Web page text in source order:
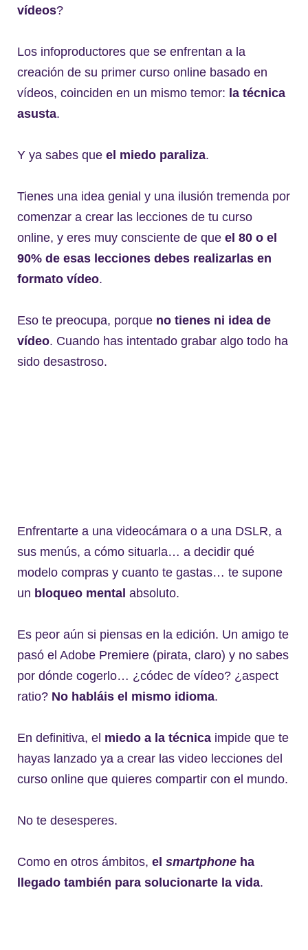
vídeos?
Los infoproductores que se enfrentan a la
creación de su primer curso online basado en
vídeos, coinciden en un mismo temor: la técnica
asusta.
Y ya sabes que el miedo paraliza.
Tienes una idea genial y una ilusión tremenda por
comenzar a crear las lecciones de tu curso
online, y eres muy consciente de que el 80 o el
90% de esas lecciones debes realizarlas en
formato vídeo.
Eso te preocupa, porque no tienes ni idea de
vídeo. Cuando has intentado grabar algo todo ha
sido desastroso.
Enfrentarte a una videocámara o a una DSLR, a
sus menús, a cómo situarla… a decidir qué
modelo compras y cuanto te gastas… te supone
un bloqueo mental absoluto.
Es peor aún si piensas en la edición. Un amigo te
pasó el Adobe Premiere (pirata, claro) y no sabes
por dónde cogerlo… ¿códec de vídeo? ¿aspect
ratio? No habláis el mismo idioma.
En definitiva, el miedo a la técnica impide que te
hayas lanzado ya a crear las video lecciones del
curso online que quieres compartir con el mundo.
No te desesperes.
Como en otros ámbitos, el smartphone ha
llegado también para solucionarte la vida.